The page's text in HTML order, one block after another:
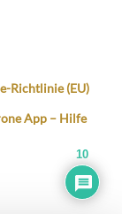
Richtlinie (EU)
App – Hilfe
10